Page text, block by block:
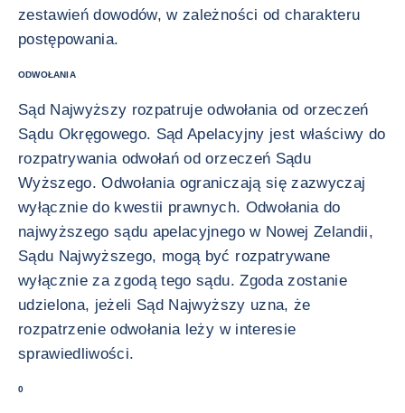
zestawień dowodów, w zależności od charakteru
postępowania.
ODWOŁANIA
Sąd Najwyższy rozpatruje odwołania od orzeczeń
Sądu Okręgowego. Sąd Apelacyjny jest właściwy do
rozpatrywania odwołań od orzeczeń Sądu
Wyższego. Odwołania ograniczają się zazwyczaj
wyłącznie do kwestii prawnych. Odwołania do
najwyższego sądu apelacyjnego w Nowej Zelandii,
Sądu Najwyższego, mogą być rozpatrywane
wyłącznie za zgodą tego sądu. Zgoda zostanie
udzielona, jeżeli Sąd Najwyższy uzna, że
rozpatrzenie odwołania leży w interesie
sprawiedliwości.
0